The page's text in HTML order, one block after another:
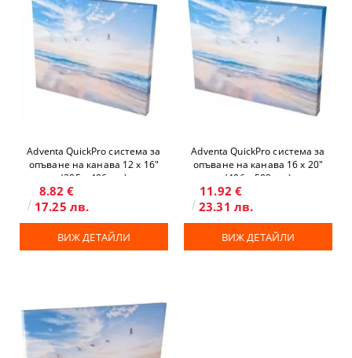
Adventa QuickPro система за
опъване на канава 12 x 16"
(305 х 406 мм)
8.82 €
17.25 лв.
ВИЖ ДЕТАЙЛИ
Adventa QuickPro система за
опъване на канава 16 x 20"
(406 х 508 мм)
11.92 €
23.31 лв.
ВИЖ ДЕТАЙЛИ